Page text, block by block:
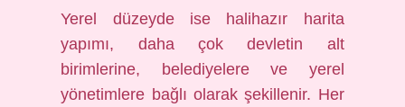
Yerel düzeyde ise halihazır harita
yapımı, daha çok devletin alt
birimlerine, belediyelere ve yerel
yönetimlere bağlı olarak şekillenir. Her